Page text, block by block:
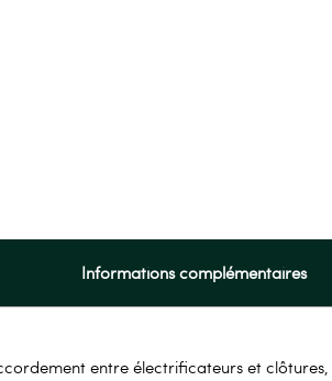
Informations complémentaires
entre électrificateurs et